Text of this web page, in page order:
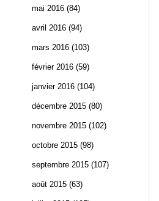
mai 2016 (84)
avril 2016 (94)
mars 2016 (103)
février 2016 (59)
janvier 2016 (104)
décembre 2015 (80)
novembre 2015 (102)
octobre 2015 (98)
septembre 2015 (107)
août 2015 (63)